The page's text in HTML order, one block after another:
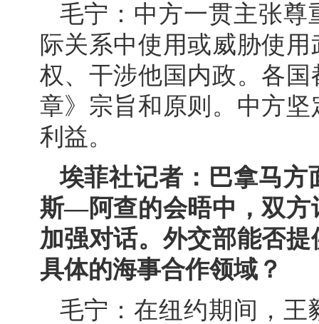
毛宁：中方一贯主张尊
际关系中使用或威胁使
权、干涉他国内政。各
章》宗旨和原则。中方
利益。
埃菲社记者：巴拿马方
斯—阿查的会晤中，双方
加强对话。外交部能否
具体的海事合作领域？
毛宁：在纽约期间，王